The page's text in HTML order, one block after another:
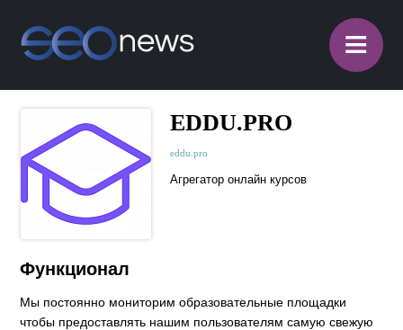
≡
EDDU.PRO
eddu.pro
Агрегатор онлайн курсов
Функционал
Мы постоянно мониторим образовательные площадки
чтобы предоставлять нашим пользователям самую свежую